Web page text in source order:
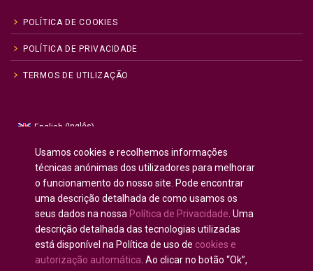
POLÍTICA DE COOKIES
POLÍTICA DE PRIVACIDADE
TERMOS DE UTILIZAÇÃO
English (Inglês)
Русский
Russo
Español(Espanhol)
Français(Francês)
Alemão
العربية(Árabe)
Português
Usamos cookies e recolhemos informações
técnicas anónimas dos utilizadores para melhorar
o funcionamento do nosso site. Pode encontrar
uma descrição detalhada de como usamos os
seus dados na nossa Política de Privacidade . Uma
descrição detalhada das tecnologias utilizadas
está disponível na Política de uso de cookies e
autorização automática . Ao clicar no botão “Ok”,